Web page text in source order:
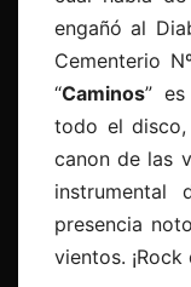
engañó al
Cementerio
“Caminos”
todo el
canon de las
presencia
vientos.